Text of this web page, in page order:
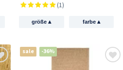
(1)
größe▴ farbe ▴
sale -36%